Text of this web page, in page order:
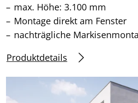
max. Höhe: 3.100 mm
Montage direkt am Fenster
nachträgliche
Produktdetails